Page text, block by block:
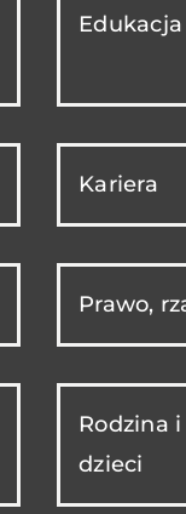
Edukacja
Kariera
Prawo,
Rodzina
dzieci